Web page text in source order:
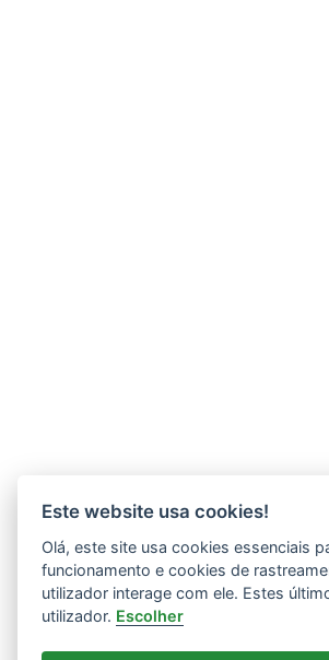
Este website usa cookies!
Olá, este site usa cookies essenciais
funcionamento e cookies de
utilizador interage com ele. Estes
utilizador. Escolher